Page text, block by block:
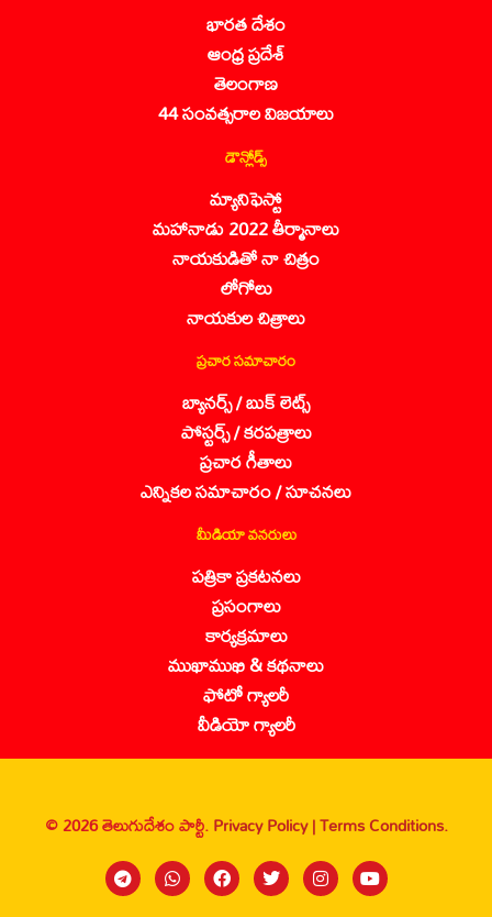
భారత దేశం
ఆంధ్ర ప్రదేశ్
తెలంగాణ
44 సంవత్సరాల విజయాలు
డౌన్లోడ్స్
మ్యానిఫెస్టో
మహానాడు 2022 తీర్మానాలు
నాయకుడితో నా చిత్రం
లోగోలు
నాయకుల చిత్రాలు
ప్రచార సమాచారం
బ్యానర్స్ / బుక్ లెట్స్
పోస్టర్స్ / కరపత్రాలు
ప్రచార గీతాలు
ఎన్నికల సమాచారం / సూచనలు
మీడియా వనరులు
పత్రికా ప్రకటనలు
ప్రసంగాలు
కార్యక్రమాలు
ముఖాముఖి & కథనాలు
ఫోటో గ్యాలరీ
వీడియో గ్యాలరీ
© 2026 తెలుగుదేశం పార్టీ.Privacy Policy |Terms Conditions.